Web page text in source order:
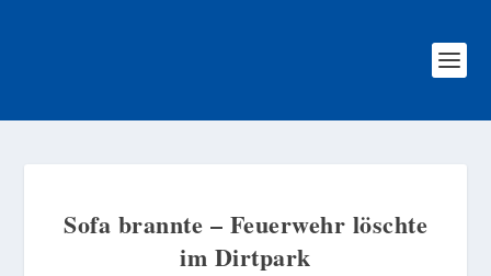
Sofa brannte – Feuerwehr löschte
im Dirtpark